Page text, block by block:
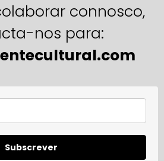
connosco,
nos para:
Subscrever